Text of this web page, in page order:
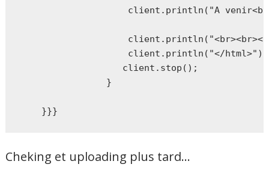
client.println("A
client.println("<br><br><p
client.println("</html>");
client.stop();
}
}}}
Cheking et uploading plus tard…